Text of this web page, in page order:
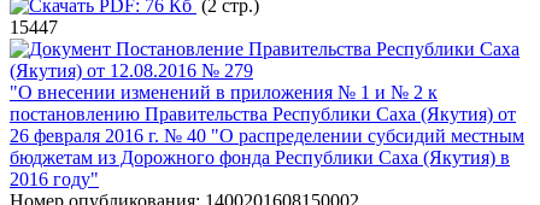
PDF: 76 Кб (2 стр.)
15447
Постановление Правительства Республики Саха
(Якутия) от 12.08.2016 № 279
"О внесении изменений в приложения № 1 и № 2 к
постановлению Правительства Республики Саха (Якутия) от
26 февраля 2016 г. № 40 "О распределении субсидий местным
бюджетам из Дорожного фонда Республики Саха (Якутия) в
2016 году"
Номер опубликования: 1400201608150002